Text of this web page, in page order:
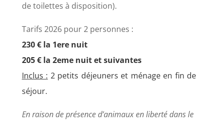
de toilettes à disposition).
Tarifs 2026 pour 2 personnes :
230 € la 1ere nuit
205 € la 2eme nuit et suivantes
Inclus : 2 petits déjeuners et ménage en fin de
séjour.
En raison de présence d’animaux en liberté dans le